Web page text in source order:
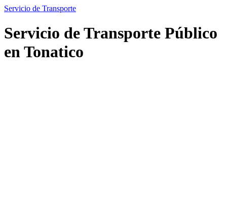
Servicio de Transporte
Servicio de Transporte Público
en Tonatico